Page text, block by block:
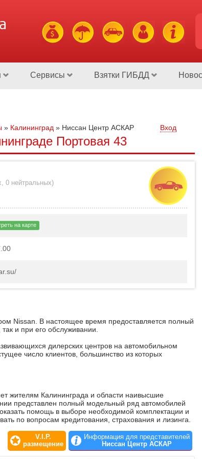
Сервисы Взятки ГИБДД
» Калининград » Ниссан Центр АСКАР Вход
Портовая 43
, 0 нейтральных)
на карте
Nissan. В настоящее время предоставляется полный
и при его обслуживании.
дилерских центров на автомобильном
число клиентов, большинство из которых
жителям Калининграда и области наивысшие
представлен полный модельный ряд автомобилей
помощь в выборе необходимой комплектации и
по вопросам кредитования, страхования и лизинга.
полный комплекс гарантийных и
работы любой сложности. На складе
V.I.P.
размещение
Информация для представителей
Ниссан Центр АСКАР